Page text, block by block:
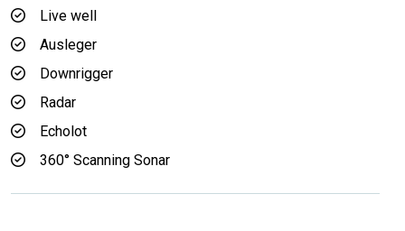
Live well
Ausleger
Downrigger
Radar
Echolot
360° Scanning Sonar